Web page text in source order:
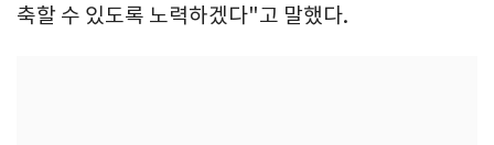
축할 수 있도록 노력하겠다"고 말했다.